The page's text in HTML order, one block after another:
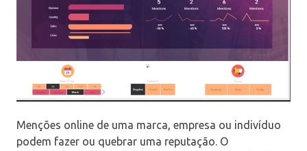
Menções online de uma marca, empresa ou indivíduo
podem fazer ou quebrar uma reputação. O